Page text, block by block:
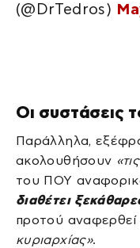
(@DrTedros)
Οι συστάσεις
Παράλληλα,
ακολουθήσουν
του ΠΟΥ
διαθέτει
προτού αναφερθεί
κυριαρχίας».